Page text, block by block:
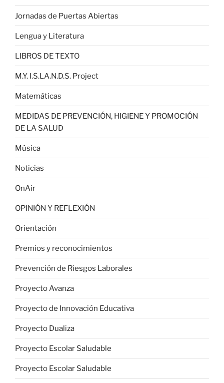
Jornadas de Puertas Abiertas
Lengua y Literatura
LIBROS DE TEXTO
M.Y. I.S.LA.N.D.S. Project
Matemáticas
MEDIDAS DE PREVENCIÓN, HIGIENE Y PROMOCIÓN
DE LA SALUD
Música
Noticias
OnAir
OPINIÓN Y REFLEXIÓN
Orientación
Premios y reconocimientos
Prevención de Riesgos Laborales
Proyecto Avanza
Proyecto de Innovación Educativa
Proyecto Dualiza
Proyecto Escolar Saludable
Proyecto Escolar Saludable